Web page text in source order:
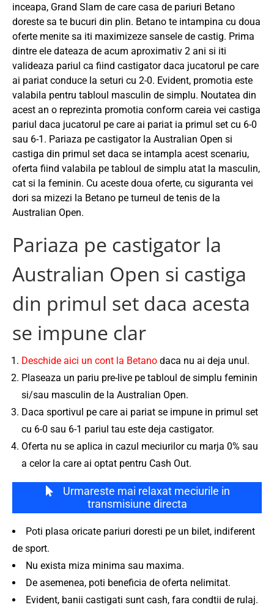
inceapa, Grand Slam de care casa de pariuri Betano
doreste sa te bucuri din plin. Betano te intampina cu doua
oferte menite sa iti maximizeze sansele de castig. Prima
dintre ele dateaza de acum aproximativ 2 ani si iti
valideaza pariul ca fiind castigator daca jucatorul pe care
ai pariat conduce la seturi cu 2-0. Evident, promotia este
valabila pentru tabloul masculin de simplu. Noutatea din
acest an o reprezinta promotia conform careia vei castiga
pariul daca jucatorul pe care ai pariat ia primul set cu 6-0
sau 6-1. Pariaza pe castigator la Australian Open si
castiga din primul set daca se intampla acest scenariu,
oferta fiind valabila pe tabloul de simplu atat la masculin,
cat si la feminin. Cu aceste doua oferte, cu siguranta vei
dori sa mizezi la Betano pe turneul de tenis de la
Australian Open.
Pariaza pe castigator la
Australian Open si castiga
din primul set daca acesta
se impune clar
Deschide aici un cont la Betano daca nu ai deja unul.
Plaseaza un pariu pre-live pe tabloul de simplu feminin
si/sau masculin de la Australian Open.
Daca sportivul pe care ai pariat se impune in primul set
cu 6-0 sau 6-1 pariul tau este deja castigator.
Oferta nu se aplica in cazul meciurilor cu marja 0% sau
a celor la care ai optat pentru Cash Out.
Urmareste mai relaxat meciurile in
transmisiune directa
Poti plasa oricate pariuri doresti pe un bilet, indiferent
de sport.
Nu exista miza minima sau maxima.
De asemenea, poti beneficia de oferta nelimitat.
Evident, banii castigati sunt cash, fara condtii de rulaj.